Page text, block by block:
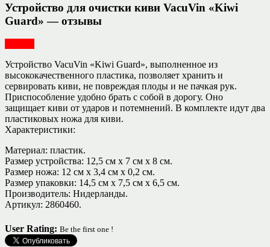
Устройство для очистки киви VacuVin «Kiwi
Guard» — отзывы
Устройство VacuVin «Kiwi Guard», выполненное из
высококачественного пластика, позволяет хранить и
сервировать киви, не повреждая плоды и не пачкая рук.
Приспособление удобно брать с собой в дорогу. Оно
защищает киви от ударов и потемнений. В комплекте идут два
пластиковых ножа для киви.
Характеристики:
Материал: пластик.
Размер устройства: 12,5 см х 7 см х 8 см.
Размер ножа: 12 см х 3,4 см х 0,2 см.
Размер упаковки: 14,5 см х 7,5 см х 6,5 см.
Производитель: Нидерланды.
Артикул: 2860460.
User Rating: Be the first one !